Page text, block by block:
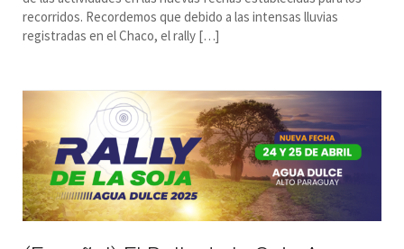
recorridos. Recordemos que debido a las intensas lluvias
registradas en el Chaco, el rally […]